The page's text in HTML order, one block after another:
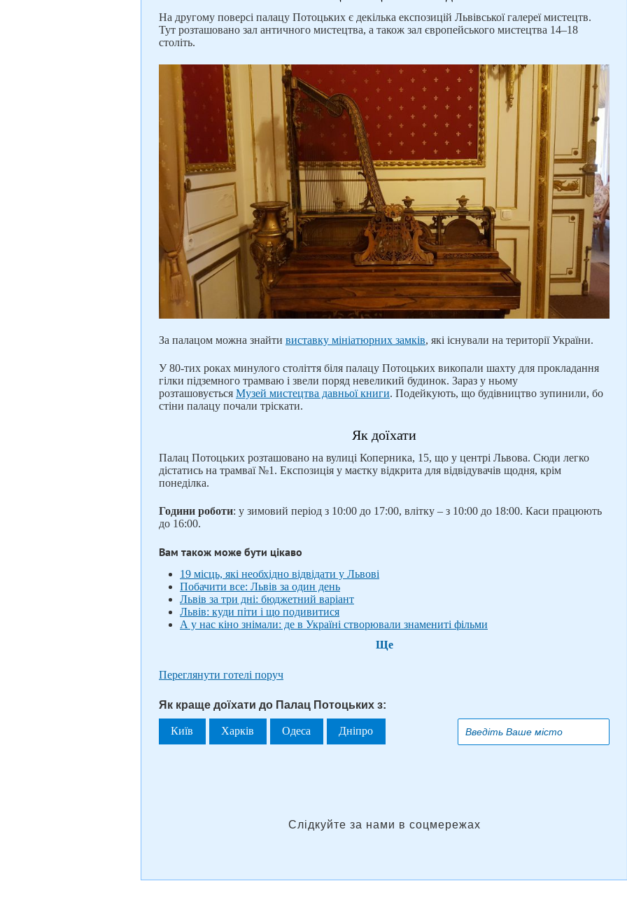
На другому поверсі палацу Потоцьких є декілька експозицій Львівської галереї мистецтв.
Тут розташовано зал античного мистецтва, а також зал європейського мистецтва 14–18
століть.
За палацом можна знайти виставку мініатюрних замків, які існували на території України.
У 80-тих роках минулого століття біля палацу Потоцьких викопали шахту для прокладання
гілки підземного трамваю і звели поряд невеликий будинок. Зараз у ньому
розташовується Музей мистецтва давньої книги. Подейкують, що будівництво зупинили, бо
стіни палацу почали тріскати.
Як доїхати
Палац Потоцьких розташовано на вулиці Коперника, 15, що у центрі Львова. Сюди легко
дістатись на трамваї №1. Експозиція у маєтку відкрита для відвідувачів щодня, крім
понеділка.
Години роботи: у зимовий період з 10:00 до 17:00, влітку – з 10:00 до 18:00. Каси працюють
до 16:00.
Вам також може бути цікаво
19 місць, які необхідно відвідати у Львові
Побачити все: Львів за один день
Львів за три дні: бюджетний варіант
Львів: куди піти і що подивитися
А у нас кіно знімали: де в Україні створювали знамениті фільми
Ще
Переглянути готелі поруч
Як краще доїхати до Палац Потоцьких з:
Київ Харків Одеса Дніпро
Слідкуйте за нами в соцмережах